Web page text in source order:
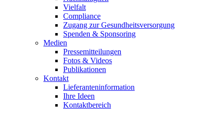
Vielfalt
Compliance
Zugang zur Gesundheitsversorgung
Spenden & Sponsoring
Medien
Pressemitteilungen
Fotos & Videos
Publikationen
Kontakt
Lieferanteninformation
Ihre Ideen
Kontaktbereich